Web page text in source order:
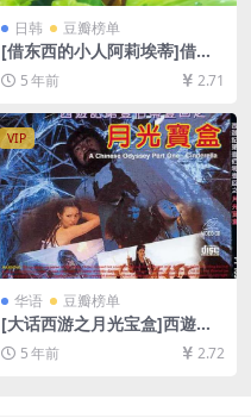
日韩 豆瓣榜单
[借东西的小人阿莉埃蒂]借り
ぐらしのアリエッティ (2010)
[百度网盘+迅雷云盘资源1080
P超清未删减][MP4/5.9GB][日
语中字]
5 年前 2.71
VIP
华语 豆瓣榜单
[大话西游之月光宝盒]西遊記
第壹佰零壹回之月光寶盒 (199
5)[百度网盘+迅雷云盘资源10
5 年前 2.72